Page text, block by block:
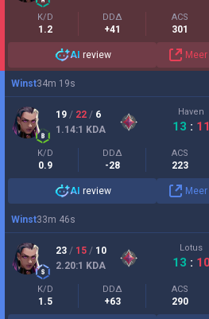
K/D
1.2
DDΔ
+41
ACS
301
AI review
Winst34m 19s
19 / 22 / 6
1.14:1 KDA
Haven
13 : 11
K/D
0.9
DDΔ
-28
ACS
223
AI review
Winst33m 46s
23 / 15 / 10
2.20:1 KDA
Lotus
13 : 10
K/D
1.5
DDΔ
+63
ACS
290